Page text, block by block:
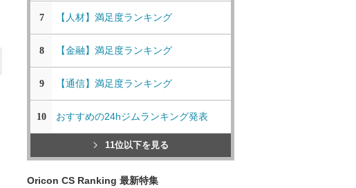
7 【人材】満足度ランキング
8 【金融】満足度ランキング
9 【通信】満足度ランキング
10 おすすめの24hジムランキング発表
11位以下を見る
Oricon CS Ranking 最新特集